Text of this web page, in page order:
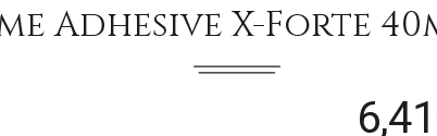
Adhesive X-Forte